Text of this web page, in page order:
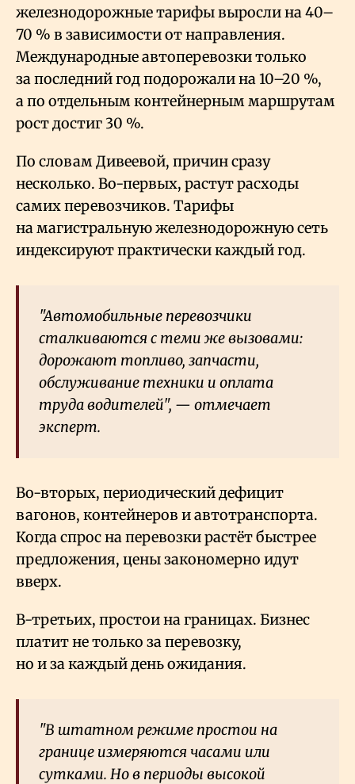
железнодорожные тарифы выросли на 40–
70 % в зависимости от направления.
Международные автоперевозки только
за последний год подорожали на 10–20 %,
а по отдельным контейнерным маршрутам
рост достиг 30 %.
По словам Дивеевой, причин сразу
несколько. Во-первых, растут расходы
самих перевозчиков. Тарифы
на магистральную железнодорожную сеть
индексируют практически каждый год.
"Автомобильные перевозчики
сталкиваются с теми же вызовами:
дорожают топливо, запчасти,
обслуживание техники и оплата
труда водителей", — отмечает
эксперт.
Во-вторых, периодический дефицит
вагонов, контейнеров и автотранспорта.
Когда спрос на перевозки растёт быстрее
предложения, цены закономерно идут
вверх.
В-третьих, простои на границах. Бизнес
платит не только за перевозку,
но и за каждый день ожидания.
"В штатном режиме простои на
границе измеряются часами или
сутками. Но в периоды высокой